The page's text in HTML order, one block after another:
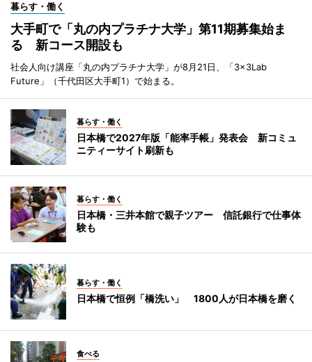
暮らす・働く
大手町で「丸の内プラチナ大学」第11期募集始ま
る 新コース開設も
社会人向け講座「丸の内プラチナ大学」が8月21日、「3×3Lab
Future」（千代田区大手町1）で始まる。
暮らす・働く
日本橋で2027年版「能率手帳」発表会 新コミュ
ニティーサイト刷新も
暮らす・働く
日本橋・三井本館で親子ツアー 信託銀行で仕事体
験も
暮らす・働く
日本橋で恒例「橋洗い」 1800人が日本橋を磨く
食べる